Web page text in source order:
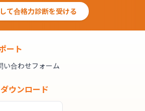
て合格力診断を受ける
ート
い合わせフォーム
ウンロード